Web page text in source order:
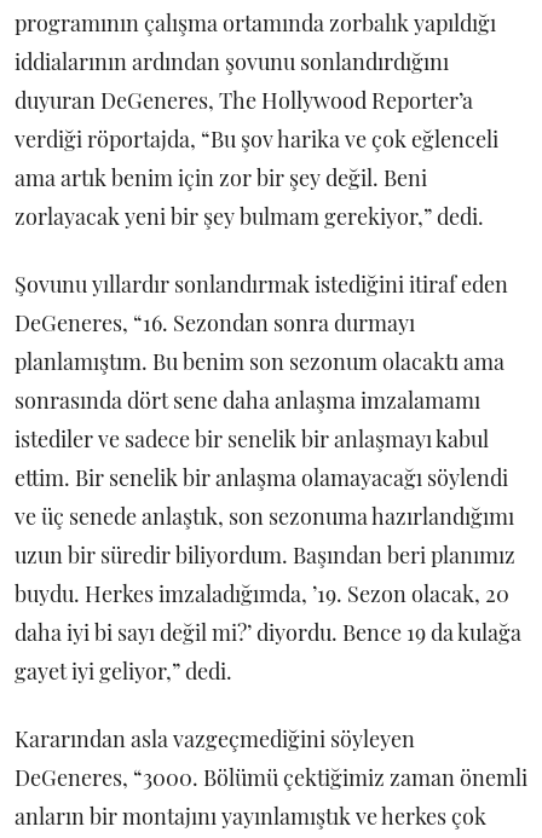
programının çalışma ortamında zorbalık yapıldığı
iddialarının ardından şovunu sonlandırdığını
duyuran DeGeneres, The Hollywood Reporter’a
verdiği röportajda, “Bu şov harika ve çok eğlenceli
ama artık benim için zor bir şey değil. Beni
zorlayacak yeni bir şey bulmam gerekiyor,” dedi.
Şovunu yıllardır sonlandırmak istediğini itiraf eden
DeGeneres, “16. Sezondan sonra durmayı
planlamıştım. Bu benim son sezonum olacaktı ama
sonrasında dört sene daha anlaşma imzalamamı
istediler ve sadece bir senelik bir anlaşmayı kabul
ettim. Bir senelik bir anlaşma olamayacağı söylendi
ve üç senede anlaştık, son sezonuma hazırlandığımı
uzun bir süredir biliyordum. Başından beri planımız
buydu. Herkes imzaladığımda, ’19. Sezon olacak, 20
daha iyi bi sayı değil mi?’ diyordu. Bence 19 da kulağa
gayet iyi geliyor,” dedi.
Kararından asla vazgeçmediğini söyleyen
DeGeneres, “3000. Bölümü çektiğimiz zaman önemli
anların bir montajını yayınlamıştık ve herkes çok